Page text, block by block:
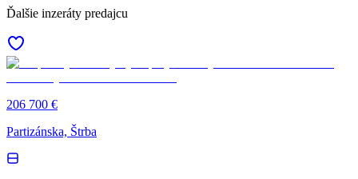
Ďalšie inzeráty predajcu
206 700 €
Partizánska, Štrba